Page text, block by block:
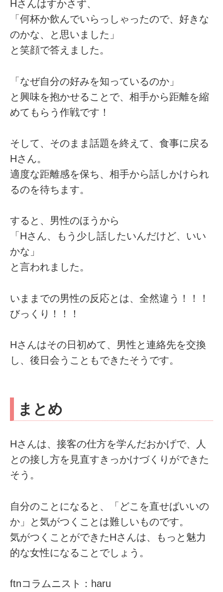
Hさんはすかさず、
「何杯か飲んでいらっしゃったので、好きな
のかな、と思いました」
と笑顔で答えました。
「なぜ自分の好みを知っているのか」
と興味を抱かせることで、相手から距離を縮
めてもらう作戦です！
そして、そのまま話題を終えて、食事に戻る
Hさん。
適度な距離感を保ち、相手から話しかけられ
るのを待ちます。
すると、男性のほうから
「Hさん、もう少し話したいんだけど、いい
かな」
と言われました。
いままでの男性の反応とは、全然違う！！！
びっくり！！！
Hさんはその日初めて、男性と連絡先を交換
し、後日会うこともできたそうです。
まとめ
Hさんは、接客の仕方を学んだおかげで、人
との接し方を見直すきっかけづくりができた
そう。
自分のことになると、「どこを直せばいいの
か」と気がつくことは難しいものです。
気がつくことができたHさんは、もっと魅力
的な女性になることでしょう。
ftnコラムニスト：haru